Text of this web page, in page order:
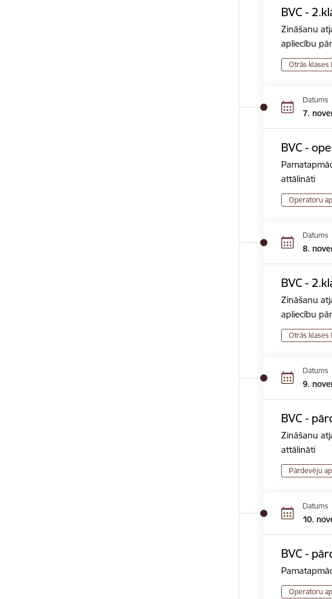
BVC -
Zināšanu
apliecību
Otrās klases
Datums
7.
BVC -
attālināti
Operatoru
Datums
8.
BVC -
Zināšanu
apliecību
Otrās klases
Datums
9.
BVC -
Zināšanu
attālināti
Pārdevēju
Datums
10.
BVC -
Operatoru